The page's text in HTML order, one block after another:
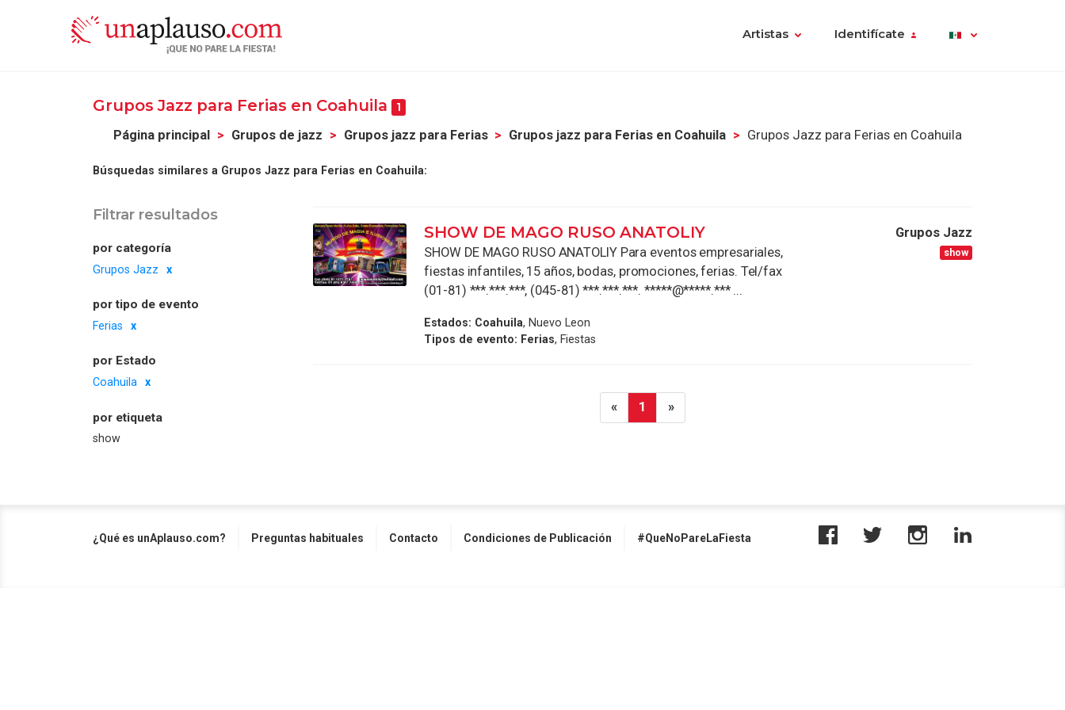
Artistas Identifícate
Grupos Jazz para Ferias en Coahuila 1
Página principal Grupos de jazz Grupos jazz para Ferias Grupos jazz para Ferias en Coahuila Grupos Jazz para Ferias en Coahuila
Búsquedas similares a Grupos Jazz para Ferias en Coahuila:
Filtrar resultados
por categoría
Grupos Jazz
por tipo de evento
Ferias
por Estado
Coahuila
por etiqueta
show
SHOW DE MAGO RUSO ANATOLIY
SHOW DE MAGO RUSO ANATOLIY Para eventos empresariales,
fiestas infantiles, 15 años, bodas, promociones, ferias. Tel/fax
(01-81) ***.***.***, (045-81) ***.***.***. *****@*****.*** ...
Estados: Coahuila, Nuevo Leon
Tipos de evento: Ferias, Fiestas
Grupos Jazz
show
« 1 »
¿Qué es unAplauso.com? Preguntas habituales Contacto Condiciones de Publicación #QueNoPareLaFiesta